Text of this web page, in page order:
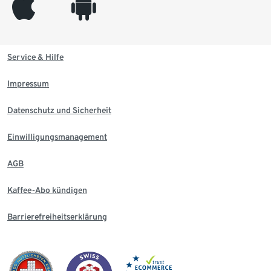
Service & Hilfe
Impressum
Datenschutz und Sicherheit
Einwilligungsmanagement
AGB
Kaffee-Abo kündigen
Barrierefreiheitserklärung